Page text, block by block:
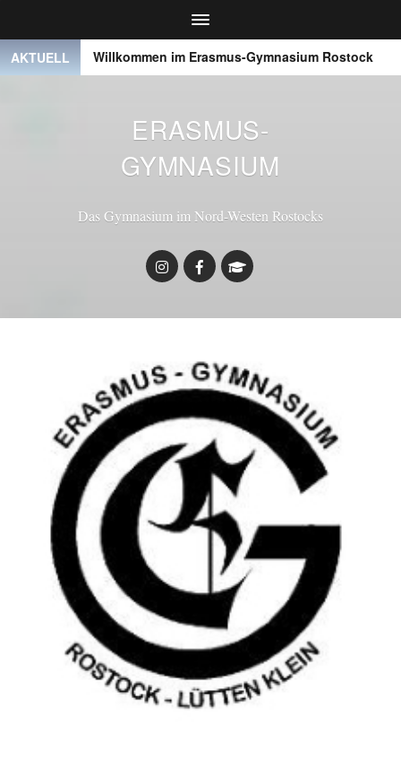
AKTUELL
● Willkommen im Erasmus-Gymnasium Rostock
ERASMUS-
GYMNASIUM
Das Gymnasium im Nord-Westen Rostocks